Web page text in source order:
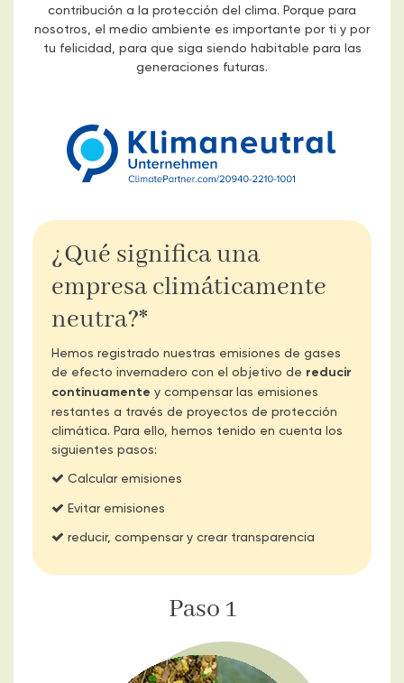
contribución a la protección del clima. Porque para
nosotros, el medio ambiente es importante por ti y por
tu felicidad, para que siga siendo habitable para las
generaciones futuras.
¿Qué significa una
empresa climáticamente
neutra?*
Hemos registrado nuestras emisiones de gases
de efecto invernadero con el objetivo de reducir
continuamente y compensar las emisiones
restantes a través de proyectos de protección
climática. Para ello, hemos tenido en cuenta los
siguientes pasos:
Calcular emisiones
Evitar emisiones
reducir, compensar y crear transparencia
Paso 1